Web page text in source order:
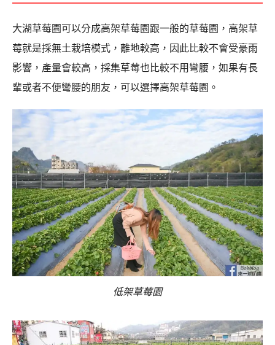
大湖草莓園可以分成高架草莓園跟一般的草莓園，高架草
莓就是採無土栽培模式，離地較高，因此比較不會受豪雨
影響，產量會較高，採集草莓也比較不用彎腰，如果有長
輩或者不便彎腰的朋友，可以選擇高架草莓園。
低架草莓園